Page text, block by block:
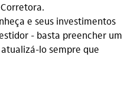
e seus investimentos
- basta preencher um
lo sempre que